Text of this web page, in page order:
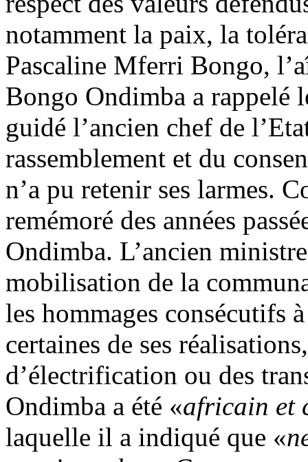
notamment la paix, la
Pascaline Mferri Bongo,
Bongo Ondimba a rappelé
guidé l’ancien chef de
rassemblement et du
n’a pu retenir ses larmes.
remémoré des années
Ondimba. L’ancien
mobilisation de la
les hommages consécutifs
certaines de ses
d’électrification ou des
Ondimba a été «africain et
laquelle il a indiqué que «